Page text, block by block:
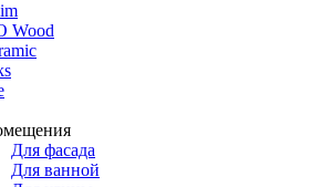
Wood
Для фасада
Для ванной